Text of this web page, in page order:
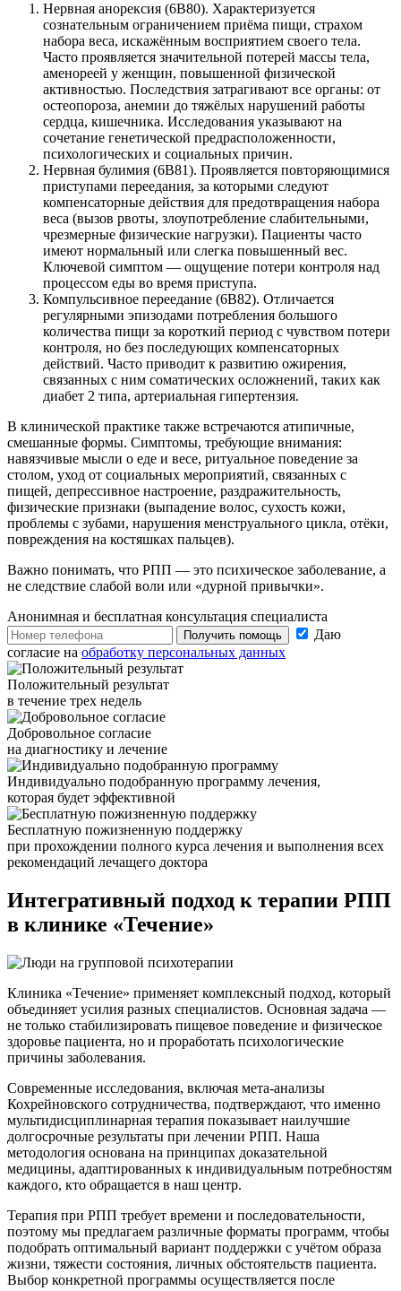
Нервная анорексия (6B80). Характеризуется
сознательным ограничением приёма пищи, страхом
набора веса, искажённым восприятием своего тела.
Часто проявляется значительной потерей массы тела,
аменореей у женщин, повышенной физической
активностью. Последствия затрагивают все органы: от
остеопороза, анемии до тяжёлых нарушений работы
сердца, кишечника. Исследования указывают на
сочетание генетической предрасположенности,
психологических и социальных причин.
Нервная булимия (6B81). Проявляется повторяющимися
приступами переедания, за которыми следуют
компенсаторные действия для предотвращения набора
веса (вызов рвоты, злоупотребление слабительными,
чрезмерные физические нагрузки). Пациенты часто
имеют нормальный или слегка повышенный вес.
Ключевой симптом — ощущение потери контроля над
процессом еды во время приступа.
Компульсивное переедание (6B82). Отличается
регулярными эпизодами потребления большого
количества пищи за короткий период с чувством потери
контроля, но без последующих компенсаторных
действий. Часто приводит к развитию ожирения,
связанных с ним соматических осложнений, таких как
диабет 2 типа, артериальная гипертензия.
В клинической практике также встречаются атипичные,
смешанные формы. Симптомы, требующие внимания:
навязчивые мысли о еде и весе, ритуальное поведение за
столом, уход от социальных мероприятий, связанных с
пищей, депрессивное настроение, раздражительность,
физические признаки (выпадение волос, сухость кожи,
проблемы с зубами, нарушения менструального цикла, отёки,
повреждения на костяшках пальцев).
Важно понимать, что РПП — это психическое заболевание, а
не следствие слабой воли или «дурной привычки».
Анонимная и бесплатная консультация специалиста
Получить помощь
Даю
согласие на обработку персональных данных
Положительный результат
в течение трех недель
Добровольное согласие
на диагностику и лечение
Индивидуально подобранную программу лечения,
которая будет эффективной
Бесплатную пожизненную поддержку
при прохождении полного курса лечения и выполнения всех
рекомендаций лечащего доктора
Интегративный подход к терапии РПП
в клинике «Течение»
Клиника «Течение» применяет комплексный подход, который
объединяет усилия разных специалистов. Основная задача —
не только стабилизировать пищевое поведение и физическое
здоровье пациента, но и проработать психологические
причины заболевания.
Современные исследования, включая мета-анализы
Кохрейновского сотрудничества, подтверждают, что именно
мультидисциплинарная терапия показывает наилучшие
долгосрочные результаты при лечении РПП. Наша
методология основана на принципах доказательной
медицины, адаптированных к индивидуальным потребностям
каждого, кто обращается в наш центр.
Терапия при РПП требует времени и последовательности,
поэтому мы предлагаем различные форматы программ, чтобы
подобрать оптимальный вариант поддержки с учётом образа
жизни, тяжести состояния, личных обстоятельств пациента.
Выбор конкретной программы осуществляется после